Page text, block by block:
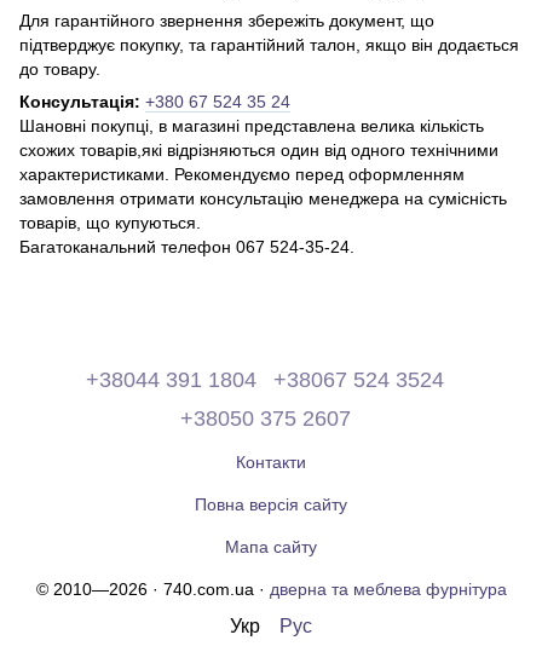
Для гарантійного звернення збережіть документ, що
підтверджує покупку, та гарантійний талон, якщо він додається
до товару.
Консультація: +380 67 524 35 24
Шановні покупці, в магазині представлена ​​велика кількість
схожих товарів,які відрізняються один від одного технічними
характеристиками. Рекомендуємо перед оформленням
замовлення отримати консультацію менеджера на сумісність
товарів, що купуються.
Багатоканальний телефон 067 524-35-24.
+38044 391 1804
+38067 524 3524
+38050 375 2607
Контакти
Повна версія сайту
Мапа сайту
© 2010—2026 · 740.com.ua · дверна та меблева фурнітура
Укр Рус